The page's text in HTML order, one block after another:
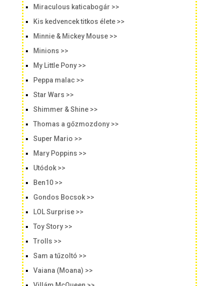
Miraculous katicabogár >>
Kis kedvencek titkos élete >>
Minnie & Mickey Mouse >>
Minions >>
My Little Pony >>
Peppa malac >>
Star Wars >>
Shimmer & Shine >>
Thomas a gőzmozdony >>
Super Mario >>
Mary Poppins >>
Utódok >>
Ben10 >>
Gondos Bocsok >>
LOL Surprise >>
Toy Story >>
Trolls >>
Sam a tűzoltó >>
Vaiana (Moana) >>